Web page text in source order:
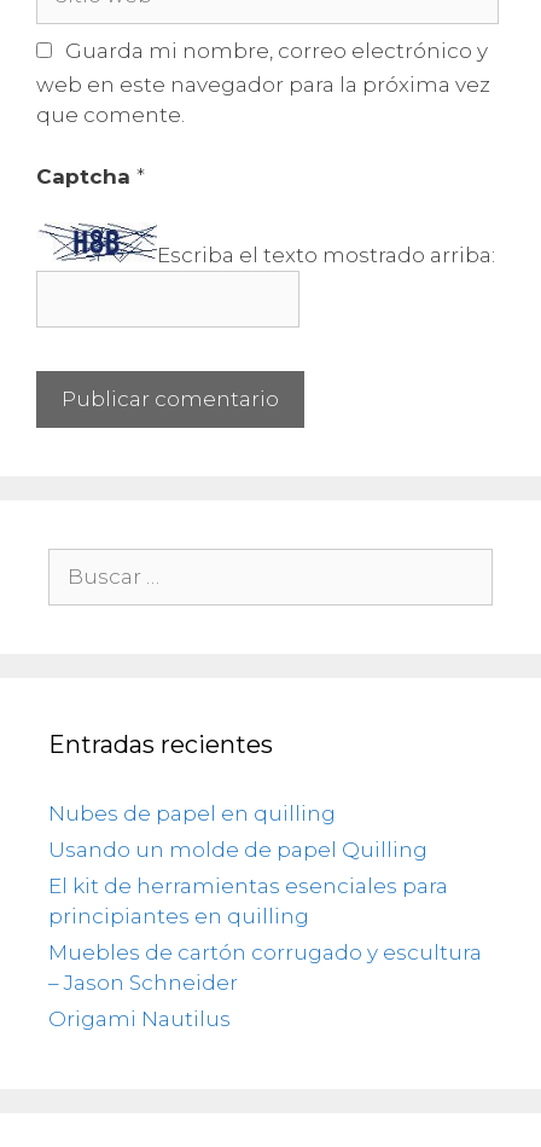
Guarda mi nombre, correo electrónico y
web en este navegador para la próxima vez
que comente.
Captcha *
Escriba el texto mostrado arriba:
Entradas recientes
Nubes de papel en quilling
Usando un molde de papel Quilling
El kit de herramientas esenciales para
principiantes en quilling
Muebles de cartón corrugado y escultura
– Jason Schneider
Origami Nautilus